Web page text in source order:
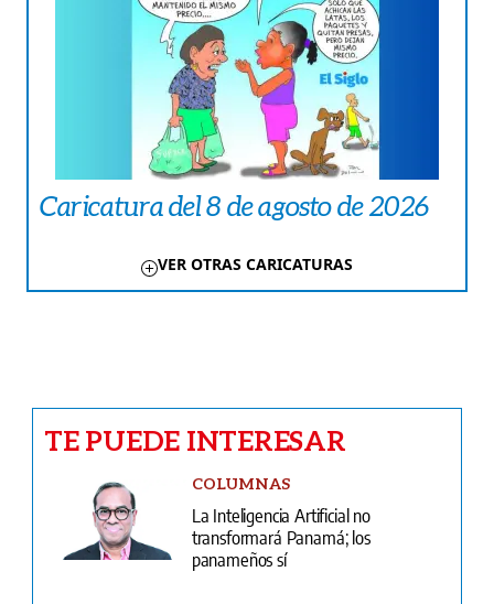
Caricatura del 8 de agosto de 2026
VER OTRAS CARICATURAS
La Inteligencia Artificial no
transformará Panamá; los
panameños sí
LA PAISITA
La importancia de amarse a uno
mismo